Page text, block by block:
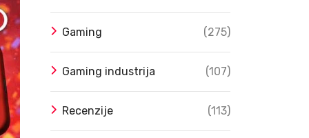
Gaming (275)
Gaming industrija (107)
Recenzije (113)